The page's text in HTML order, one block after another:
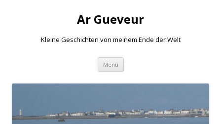
Ar Gueveur
Kleine Geschichten von meinem Ende der Welt
Menü Springe
Inhalt